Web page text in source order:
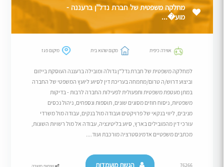
מחלקה משפטית של חברת נדל"ן ברעננה -
מוע�...
אווירה כיפית מקום שהוא בית מיקום פגז
למחלקה משפטית של חברת נדל"ן גדולה ומובילה ברעננה העוסקת בייזום
וביצוע דרוש/ה טרום/מתמחה בעריכת דין לסיוע ליועץ המשפטי של החברה
במתן מעטפת משפטית ותפעולית לפעילות החברה לרבות - בדיקות
משפטיות, ניסוח חוזים מסוגים שונים, תוספות ונספחים, ניהול נכסים
מניבים, ליווי בנקאי של פרויקטים ועבודה מול בנקים, עבודה מול משרדי
עורכי דין מהמובילים בארץ, סיוע בליטיגציה, עבודה אל מול רשויות השונות,
מכתבים משפטיים אדמינסטרציה מורכבת ועוד....
76266 הגשת מועמדות